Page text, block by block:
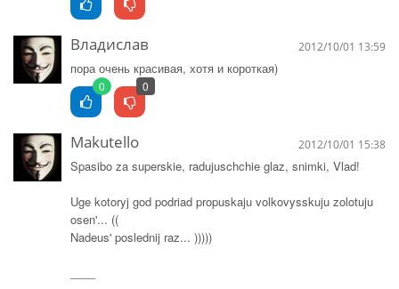
Владислав 2012/10/01 13:59
пора очень красивая, хотя и короткая)
0 0
Makutello 2012/10/01 15:38
Spasibo za superskie, radujuschchie glaz, snimki, Vlad!
Uge kotoryj god podriad propuskaju volkovysskuju zolotuju
osen'... ((
Nadeus' poslednij raz... )))))